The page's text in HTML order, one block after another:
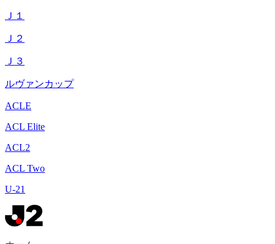
Ｊ１
Ｊ２
Ｊ３
ルヴァンカップ
ACLE
ACL Elite
ACL2
ACL Two
U-21